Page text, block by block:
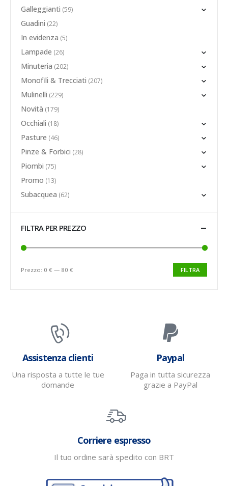
Galleggianti (59)
Guadini (22)
In evidenza (5)
Lampade (26)
Minuteria (202)
Monofili & Trecciati (207)
Mulinelli (229)
Novità (179)
Occhiali (18)
Pasture (46)
Pinze & Forbici (28)
Piombi (75)
Promo (13)
Subacquea (62)
FILTRA PER PREZZO
FILTRA
Prezzo: 0 € — 80 €
Assistenza clienti
Una risposta a tutte le tue
domande
Paypal
Paga in tutta sicurezza
grazie a PayPal
Corriere espresso
Il tuo ordine sarà spedito con BRT